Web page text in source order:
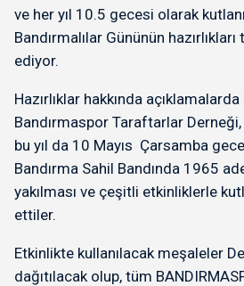
ve her yıl 10.5 gecesi olarak
Bandırmalılar Gününün
ediyor.
Hazırlıklar hakkında
Bandırmaspor Taraftarlar
bu yıl da 10 Mayıs Çarsamba
Bandırma Sahil Bandında 1965
yakılması ve çeşitli etkinliklerle
ettiler.
Etkinlikte kullanılacak meşaleler
dağıtılacak olup, tüm